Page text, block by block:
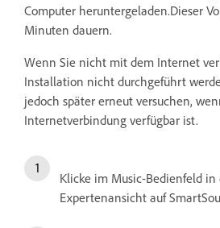
Computer heruntergeladen.Dieser
Minuten dauern.
Wenn Sie nicht mit dem Internet
Installation nicht durchgeführt
jedoch später erneut versuchen,
Internetverbindung verfügbar ist.
Klicke im Music-Bedienfeld
Expertenansicht auf